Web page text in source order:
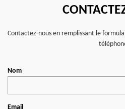
Contactez-nous en remplissant le
Nom
Email